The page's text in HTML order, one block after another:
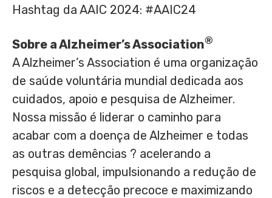
Hashtag da AAIC 2024: #AAIC24
Sobre a Alzheimer’s Association®
A Alzheimer’s Association é uma organização
de saúde voluntária mundial dedicada aos
cuidados, apoio e pesquisa de Alzheimer.
Nossa missão é liderar o caminho para
acabar com a doença de Alzheimer e todas
as outras demências ? acelerando a
pesquisa global, impulsionando a redução de
riscos e a detecção precoce e maximizando